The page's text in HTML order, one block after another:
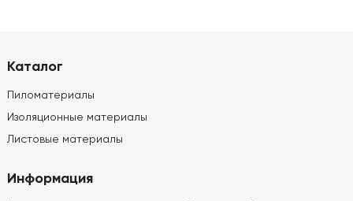
Каталог
Пиломатериалы
Изоляционные материалы
Листовые материалы
Информация